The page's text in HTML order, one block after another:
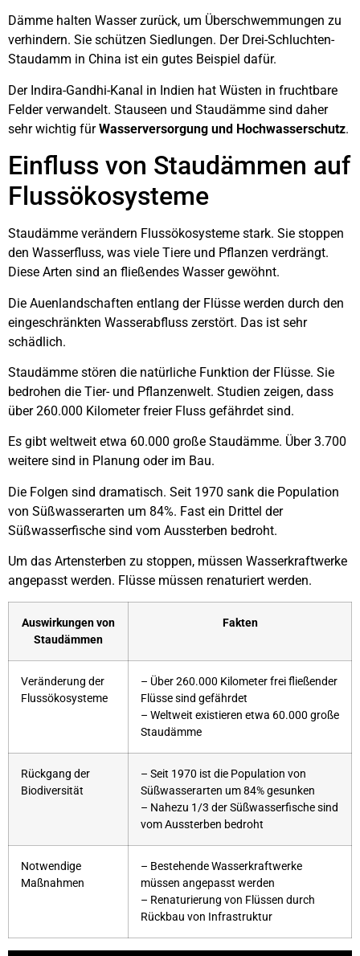
Dämme halten Wasser zurück, um Überschwemmungen zu
verhindern. Sie schützen Siedlungen. Der Drei-Schluchten-
Staudamm in China ist ein gutes Beispiel dafür.
Der Indira-Gandhi-Kanal in Indien hat Wüsten in fruchtbare
Felder verwandelt. Stauseen und Staudämme sind daher
sehr wichtig fürWasserversorgung und Hochwasserschutz.
Einfluss von Staudämmen auf
Flussökosysteme
Staudämme verändern Flussökosysteme stark. Sie stoppen
den Wasserfluss, was viele Tiere und Pflanzen verdrängt.
Diese Arten sind an fließendes Wasser gewöhnt.
Die Auenlandschaften entlang der Flüsse werden durch den
eingeschränkten Wasserabfluss zerstört. Das ist sehr
schädlich.
Staudämme stören die natürliche Funktion der Flüsse. Sie
bedrohen die Tier- und Pflanzenwelt. Studien zeigen, dass
über 260.000 Kilometer freier Fluss gefährdet sind.
Es gibt weltweit etwa 60.000 große Staudämme. Über 3.700
weitere sind in Planung oder im Bau.
Die Folgen sind dramatisch. Seit 1970 sank die Population
von Süßwasserarten um 84%. Fast ein Drittel der
Süßwasserfische sind vom Aussterben bedroht.
Um das Artensterben zu stoppen, müssen Wasserkraftwerke
angepasst werden. Flüsse müssen renaturiert werden.
Auswirkungen von
Staudämmen
Fakten
Veränderung der
Flussökosysteme
– Über 260.000 Kilometer frei fließender
Flüsse sind gefährdet
– Weltweit existieren etwa 60.000 große
Staudämme
Rückgang der
Biodiversität
– Seit 1970 ist die Population von
Süßwasserarten um 84% gesunken
– Nahezu 1/3 der Süßwasserfische sind
vom Aussterben bedroht
Notwendige
Maßnahmen
– Bestehende Wasserkraftwerke
müssen angepasst werden
– Renaturierung von Flüssen durch
Rückbau von Infrastruktur